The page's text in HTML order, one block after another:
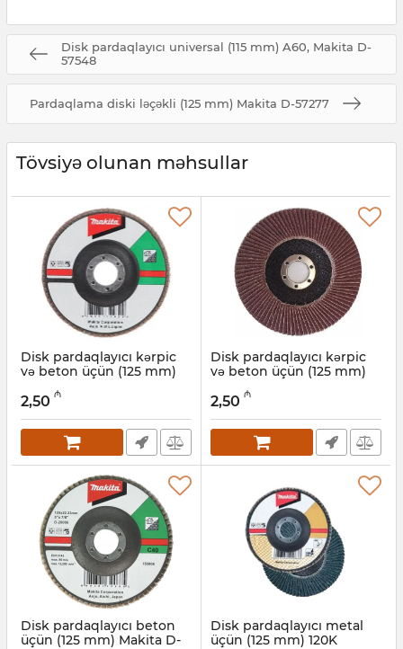
Disk pardaqlayıcı universal (115 mm) A60, Makita D-
57548
Pardaqlama diski ləçəkli (125 mm) Makita D-57277
Tövsiyə olunan məhsullar
Disk pardaqlayıcı kərpic
və beton üçün (125 mm)
Artikul:
2,50 ₼
Disk pardaqlayıcı kərpic
və beton üçün (125 mm)
Artikul:
2,50 ₼
Disk pardaqlayıcı beton
üçün (125 mm) Makita D-
Disk pardaqlayıcı metal
üçün (125 mm) 120K